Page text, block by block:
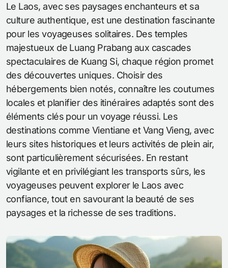
Le Laos, avec ses paysages enchanteurs et sa
culture authentique, est une destination fascinante
pour les voyageuses solitaires. Des temples
majestueux de Luang Prabang aux cascades
spectaculaires de Kuang Si, chaque région promet
des découvertes uniques. Choisir des
hébergements bien notés, connaître les coutumes
locales et planifier des itinéraires adaptés sont des
éléments clés pour un voyage réussi. Les
destinations comme Vientiane et Vang Vieng, avec
leurs sites historiques et leurs activités de plein air,
sont particulièrement sécurisées. En restant
vigilante et en privilégiant les transports sûrs, les
voyageuses peuvent explorer le Laos avec
confiance, tout en savourant la beauté de ses
paysages et la richesse de ses traditions.